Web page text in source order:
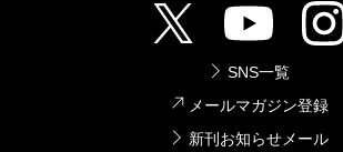
SNS一覧
メールマガジン登録
新刊お知らせメール